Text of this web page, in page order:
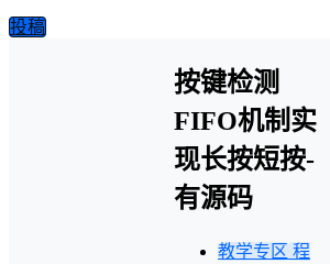
投稿
按键检测
FIFO机制实
现长按短按-
有源码
教学专区 程